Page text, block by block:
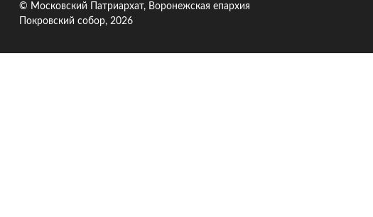
© Московский Патриархат, Воронежcкая епархия
Покровский собор, 2026